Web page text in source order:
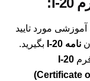
آموزشی مورد تایید
نامه I-20
بگیرید.
I-20
(Certificate